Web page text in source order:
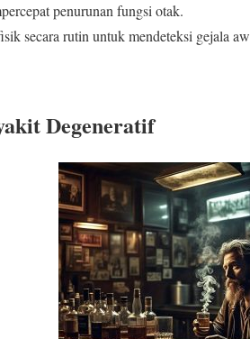
penurunan fungsi otak.
secara rutin untuk mendeteksi gejala
Degeneratif